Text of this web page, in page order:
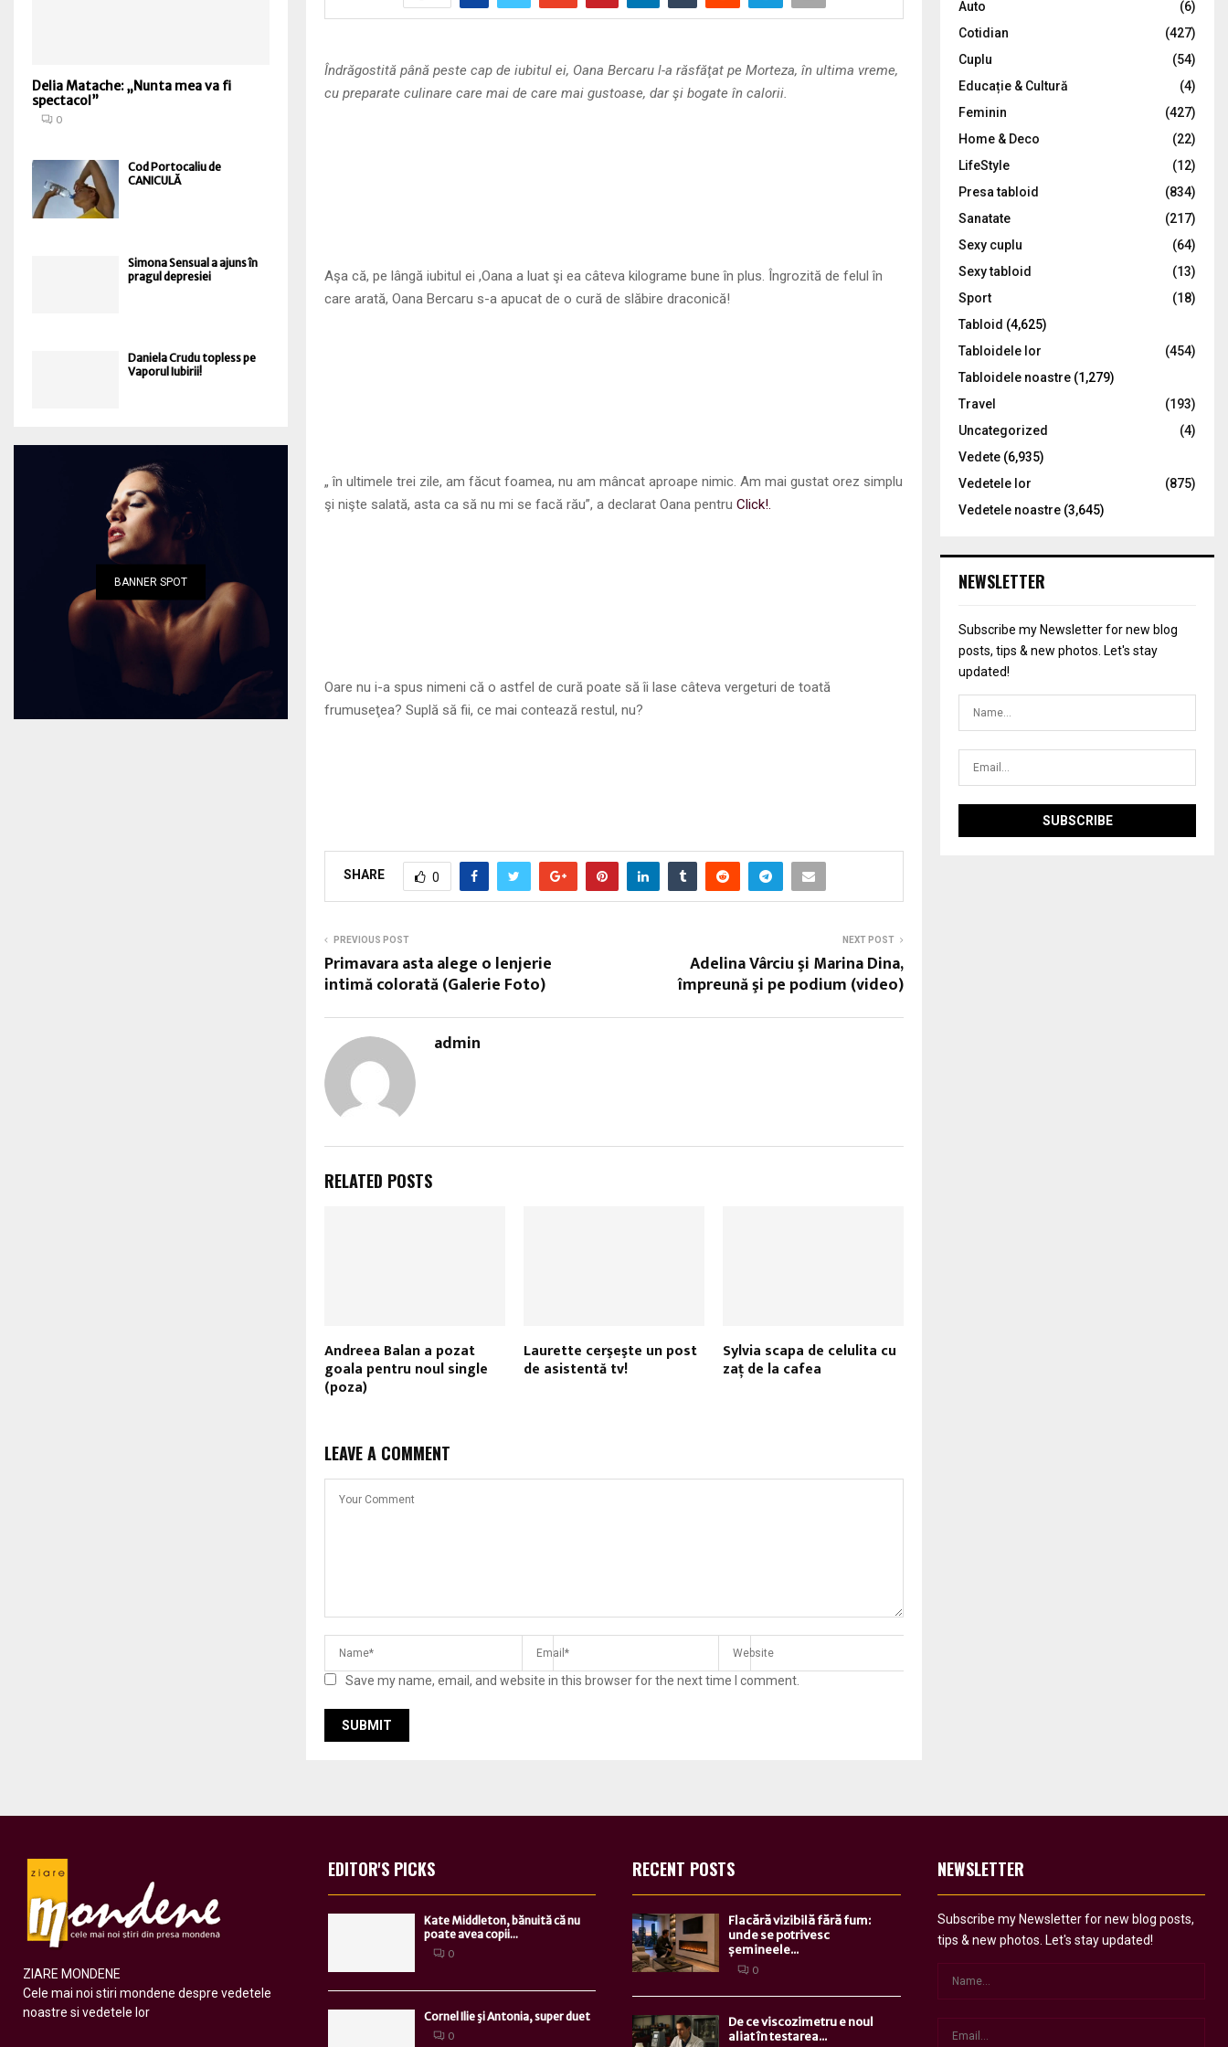
Îndrăgostită până peste cap de iubitul ei, Oana Bercaru l-a răsfăţat pe Morteza, în ultima vreme,
cu preparate culinare care mai de care mai gustoase, dar şi bogate în calorii.
Aşa că, pe lângă iubitul ei ,Oana a luat şi ea câteva kilograme bune în plus. Îngrozită de felul în
care arată, Oana Bercaru s-a apucat de o cură de slăbire draconică!
„ în ultimele trei zile, am făcut foamea, nu am mâncat aproape nimic. Am mai gustat orez simplu
şi nişte salată, asta ca să nu mi se facă rău”, a declarat Oana pentru Click!.
Oare nu i-a spus nimeni că o astfel de cură poate să îi lase câteva vergeturi de toată
frumuseţea? Suplă să fii, ce mai contează restul, nu?
SHARE 0
PREVIOUS POST
Primavara asta alege o lenjerie
intimă colorată (Galerie Foto)
NEXT POST
Adelina Vârciu şi Marina Dina,
împreună şi pe podium (video)
admin
RELATED POSTS
Andreea Balan a pozat
goala pentru noul single
(poza)
Laurette cerşeşte un post
de asistentă tv!
Sylvia scapa de celulita cu
zaţ de la cafea
LEAVE A COMMENT
Save my name, email, and website in this browser for the next time I comment.
Delia Matache: „Nunta mea va fi
spectacol”
0
Cod Portocaliu de
CANICULĂ
Simona Sensual a ajuns în
pragul depresiei
Daniela Crudu topless pe
Vaporul Iubirii!
BANNER SPOT
:
C
Auto
(6)
Cotidian
(427)
Cuplu
(54)
Educație & Cultură
(4)
Feminin
(427)
Home & Deco
(22)
LifeStyle
(12)
Presa tabloid
(834)
Sanatate
(217)
Sexy cuplu
(64)
Sexy tabloid
(13)
Sport
(18)
Tabloid (4,625)
Tabloidele lor
(454)
Tabloidele noastre (1,279)
Travel
(193)
Uncategorized
(4)
Vedete (6,935)
Vedetele lor
(875)
Vedetele noastre (3,645)
NEWSLETTER
Subscribe my Newsletter for new blog
posts, tips & new photos. Let's stay
updated!
ZIARE MONDENE
Cele mai noi stiri mondene despre vedetele
noastre si vedetele lor
EDITOR'S PICKS
Kate Middleton, bănuită că nu
poate avea copii...
0
Cornel Ilie şi Antonia, super duet
0
RECENT POSTS
Flacără vizibilă fără fum:
unde se potrivesc
șemineele...
0
De ce viscozimetru e noul
aliat în testarea...
NEWSLETTER
Subscribe my Newsletter for new blog posts,
tips & new photos. Let's stay updated!